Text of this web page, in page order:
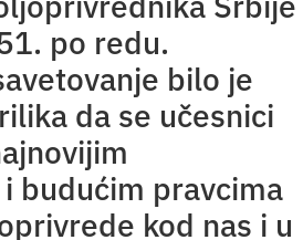
po redu.
bilo je
da se učesnici
budućim pravcima
kod nas i u